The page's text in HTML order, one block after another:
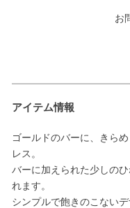
お
アイテム情報
ゴールドのバーに、きら
レス。
バーに加えられた少しの
れます。
シンプルで飽きのこない